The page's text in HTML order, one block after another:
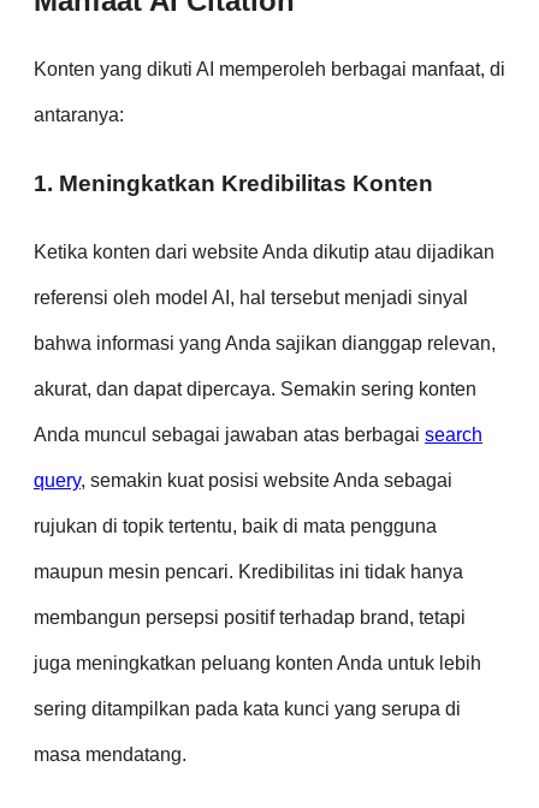
Konten yang dikuti AI memperoleh berbagai manfaat, di
antaranya:
1. Meningkatkan Kredibilitas Konten
Ketika konten dari website Anda dikutip atau dijadikan
referensi oleh model AI, hal tersebut menjadi sinyal
bahwa informasi yang Anda sajikan dianggap relevan,
akurat, dan dapat dipercaya. Semakin sering konten
Anda muncul sebagai jawaban atas berbagai search
query, semakin kuat posisi website Anda sebagai
rujukan di topik tertentu, baik di mata pengguna
maupun mesin pencari. Kredibilitas ini tidak hanya
membangun persepsi positif terhadap brand, tetapi
juga meningkatkan peluang konten Anda untuk lebih
sering ditampilkan pada kata kunci yang serupa di
masa mendatang.